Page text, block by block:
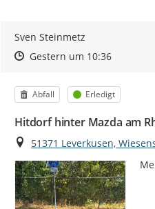
Sven Steinmetz
Zeitpunkt des Erstellens
Zeitpunkt des Erstellens
Gestern um 10:36Zur
Kategorie
Abfall Status
Erledigt
Hitdorf hinter Mazda am
Ort
51371 Leverkusen,